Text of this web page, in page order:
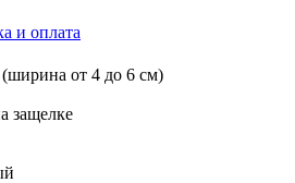
и оплата
от 4 до 6 см)
защелке